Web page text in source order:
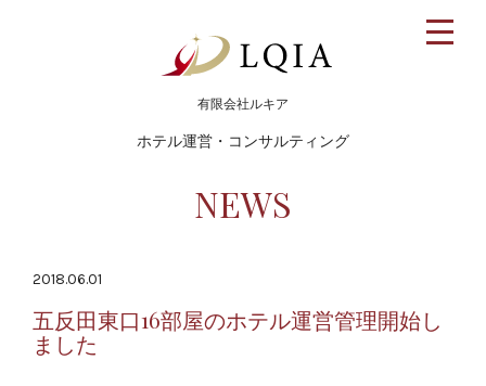
toggle
有限会社ルキア
ホテル運営・コンサルティング
NEWS
2018.06.01
五反田東口16部屋のホテル運営管理開始し
ました